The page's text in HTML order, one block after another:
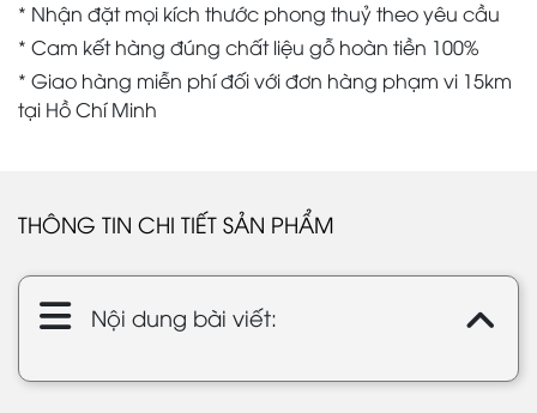
* Nhận đặt mọi kích thước phong thuỷ theo yêu cầu
* Cam kết hàng đúng chất liệu gỗ hoàn tiền 100%
* Giao hàng miễn phí đối với đơn hàng phạm vi 15km
tại Hồ Chí Minh
THÔNG TIN CHI TIẾT SẢN PHẨM
Nội dung bài viết: